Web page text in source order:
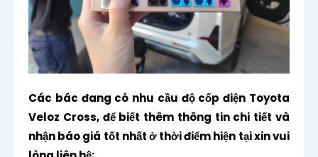
Các bác đang có nhu cầu độ cốp điện Toyota
Veloz Cross, để biết thêm thông tin chi tiết và
nhận báo giá tốt nhất ở thời điểm hiện tại xin vui